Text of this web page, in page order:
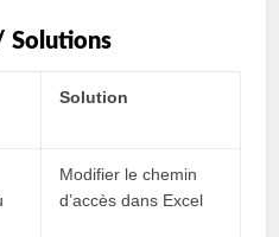
Solutions
Solution
Modifier le chemin
d’accès dans Excel